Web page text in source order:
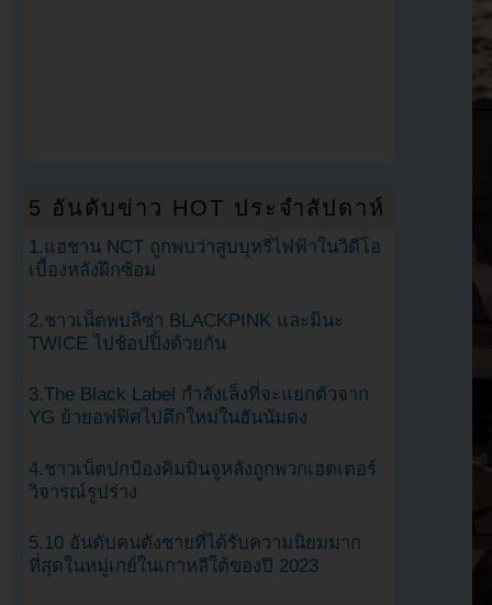
5 อันดับข่าว HOT ประจำสัปดาห์
1.แฮชาน NCT ถูกพบว่าสูบบุหรี่ไฟฟ้าในวิดีโอ
เบื้องหลังฝึกซ้อม
2.ชาวเน็ตพบลิซ่า BLACKPINK และมินะ
TWICE ไปช้อปปิ้งด้วยกัน
3.The Black Label กำลังเล็งที่จะแยกตัวจาก
YG ย้ายอฟฟิศไปตึกใหม่ในฮันนัมดง
4.ชาวเน็ตปกป้องคิมมินจูหลังถูกพวกเฮดเตอร์
วิจารณ์รูปร่าง
5.10 อันดับคนดังชายที่ได้รับความนิยมมาก
ที่สุดในหมู่เกย์ในเกาหลีใต้ของปี 2023